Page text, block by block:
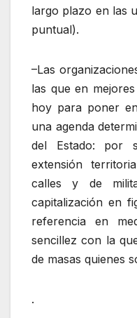
largo plazo en las
puntual).
–Las
las que en
hoy para poner
una agenda
del Estado: por
extensión
calles y de
capitalización en
referencia en
sencillez con la
de masas quienes
.